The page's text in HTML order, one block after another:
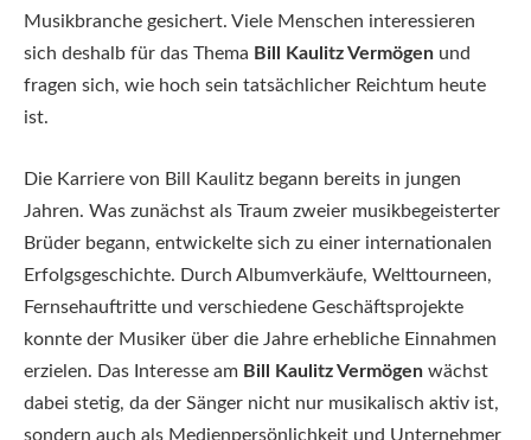
Musikbranche gesichert. Viele Menschen interessieren
sich deshalb für das Thema Bill Kaulitz Vermögen und
fragen sich, wie hoch sein tatsächlicher Reichtum heute
ist.
Die Karriere von Bill Kaulitz begann bereits in jungen
Jahren. Was zunächst als Traum zweier musikbegeisterter
Brüder begann, entwickelte sich zu einer internationalen
Erfolgsgeschichte. Durch Albumverkäufe, Welttourneen,
Fernsehauftritte und verschiedene Geschäftsprojekte
konnte der Musiker über die Jahre erhebliche Einnahmen
erzielen. Das Interesse am Bill Kaulitz Vermögen wächst
dabei stetig, da der Sänger nicht nur musikalisch aktiv ist,
sondern auch als Medienpersönlichkeit und Unternehmer